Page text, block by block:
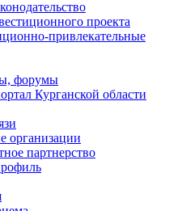
проекта
привлекательные
форумы
Курганской области
организации
партнерство